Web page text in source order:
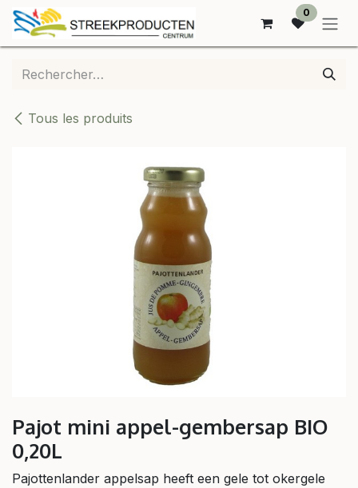
SE RENDRE AU CONTENU
0
Tous les produits
Pajot mini appel-gembersap BIO
0,20L
Pajottenlander appelsap heeft een gele tot okergele